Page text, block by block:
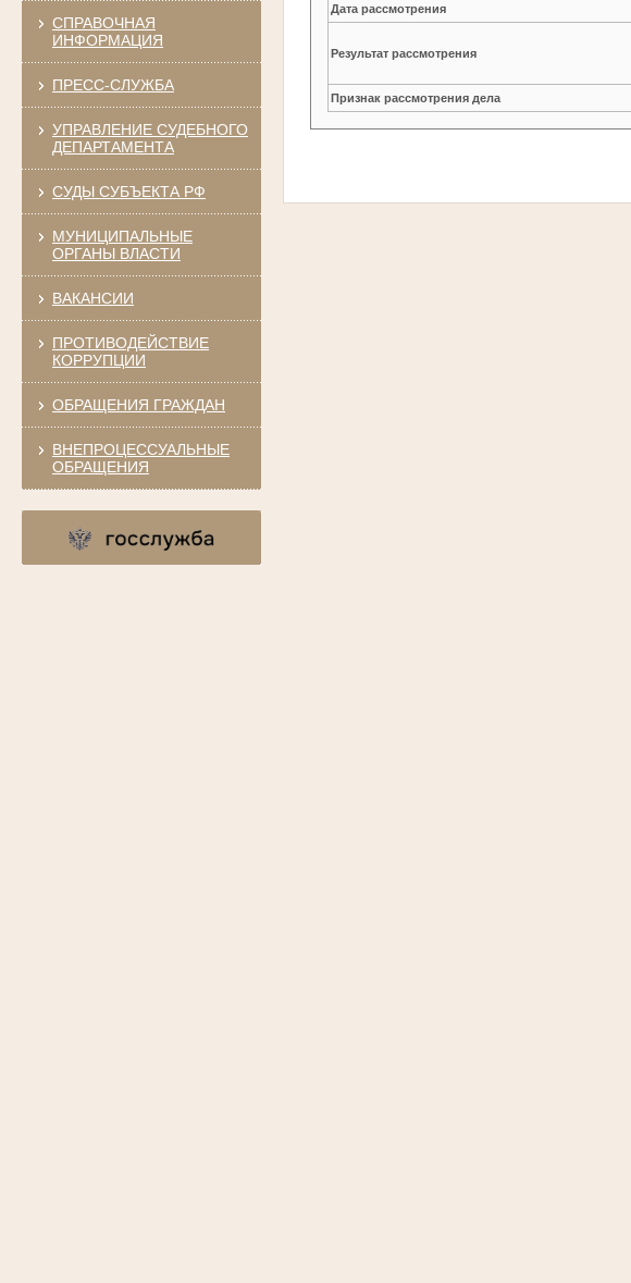
СПРАВОЧНАЯ
ИНФОРМАЦИЯ
ПРЕСС-СЛУЖБА
УПРАВЛЕНИЕ СУДЕБНОГО
ДЕПАРТАМЕНТА
СУДЫ СУБЪЕКТА РФ
МУНИЦИПАЛЬНЫЕ
ОРГАНЫ ВЛАСТИ
ВАКАНСИИ
ПРОТИВОДЕЙСТВИЕ
КОРРУПЦИИ
ОБРАЩЕНИЯ ГРАЖДАН
ВНЕПРОЦЕССУАЛЬНЫЕ
ОБРАЩЕНИЯ
Дата рассмотрения
Результат рассмотрения
Признак рассмотрения дела